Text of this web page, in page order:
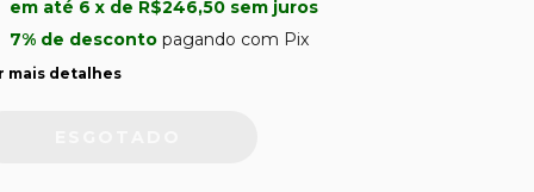
em até 6 x de R$246,50 sem juros
7% de descontopagando com Pix
mais detalhes